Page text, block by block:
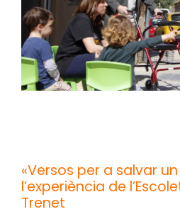
«Versos per a salvar
l’experiència de
Trenet